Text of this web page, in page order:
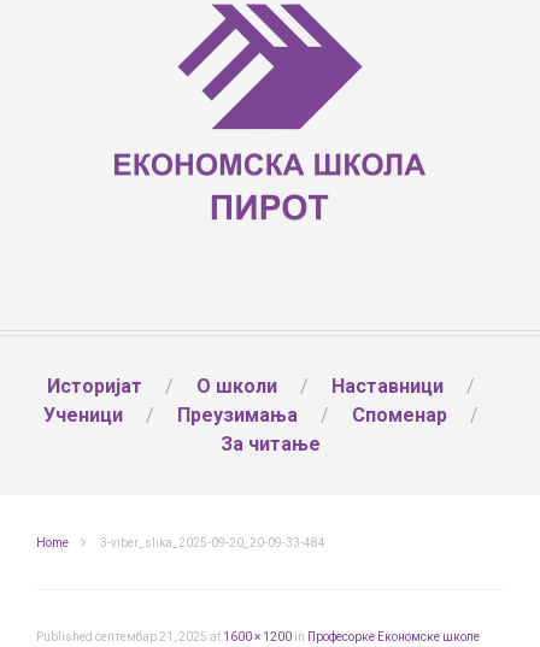
Историјат О школи
Наставници
Ученици
Преузимања
Споменар
За читање
Home 3-viber_slika_2025-09-20_20-09-33-484
Published септембар 21, 2025 at 1600 × 1200 in Професорке Економске школе